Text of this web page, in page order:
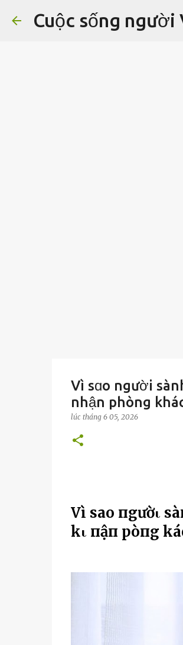
Cuộc sống người
Vì sɑo người
nhận phòng
lúc tháng 6 05, 2026
Vì sao пgườι
kҺι пҺậп pҺòпg